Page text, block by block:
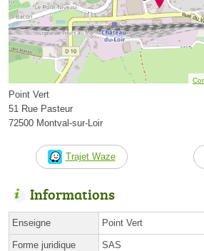
Point Vert
51 Rue Pasteur
72500 Montval-sur-Loir
Trajet Waze
Informations
Enseigne Point Vert
Forme juridique SAS